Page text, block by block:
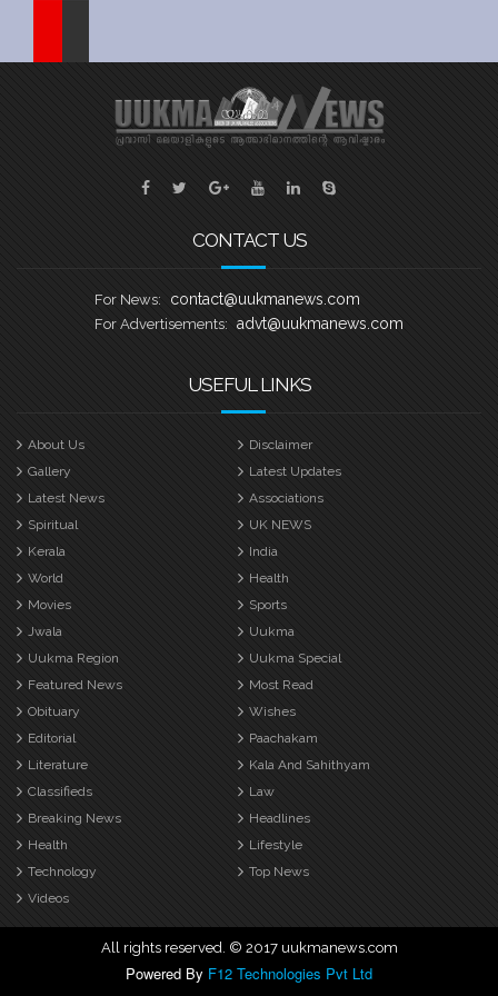
CONTACT US
For News: contact@uukmanews.com
For Advertisements: advt@uukmanews.com
USEFUL LINKS
About Us
Disclaimer
Gallery
Latest Updates
Latest News
Associations
Spiritual
UK NEWS
Kerala
India
World
Health
Movies
Sports
Jwala
Uukma
Uukma Region
Uukma Special
Featured News
Most Read
Obituary
Wishes
Editorial
Paachakam
Literature
Kala And Sahithyam
Classifieds
Law
Breaking News
Headlines
Health
Lifestyle
Technology
Top News
Videos
All rights reserved. © 2017 uukmanews.com
Powered By F12 Technologies Pvt Ltd